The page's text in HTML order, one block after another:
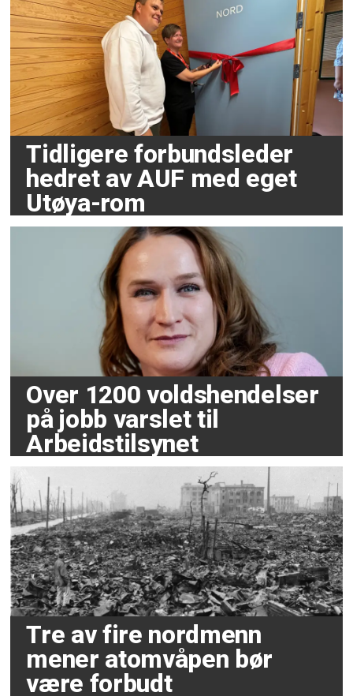
Tidligere forbundsleder
hedret av AUF med eget
Utøya-rom
Over 1200 voldshendelser
på jobb varslet til
Arbeidstilsynet
Tre av fire nordmenn
mener atomvåpen bør
være forbudt